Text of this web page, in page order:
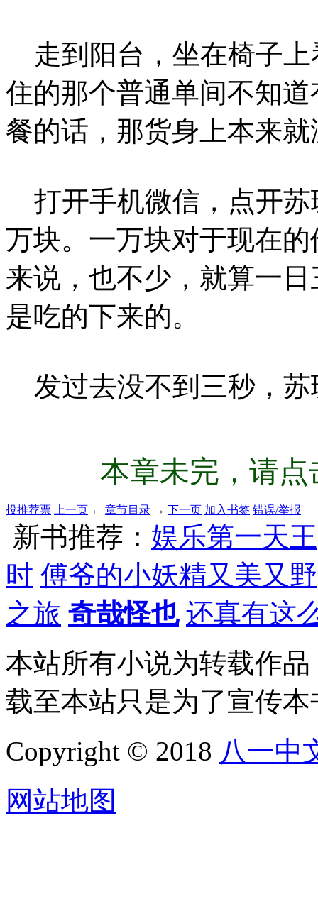
走到阳台，坐在椅子上
住的那个普通单间不知
餐的话，那货身上本来
打开手机微信，点开苏
万块。一万块对于现在
来说，也不少，就算一
是吃的下来的。
发过去没不到三秒，苏
本章未完，请
投推荐票 上一页 ← 章节目录 → 下一页 加入书签 错误/举报
新书推荐： 娱乐第一天王
时 傅爷的小妖精又美又野
之旅 奇哉怪也 还真有这
本站所有小说为转载作
载至本站只是为了宣传
Copyright © 2018 八一中
网站地图